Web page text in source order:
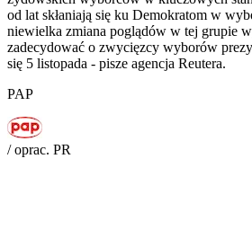
od lat skłaniają się ku Demokratom w
niewielka zmiana poglądów w tej grupie
zadecydować o zwycięzcy wyborów
się 5 listopada - pisze agencja Reutera.
PAP
/ oprac. PR